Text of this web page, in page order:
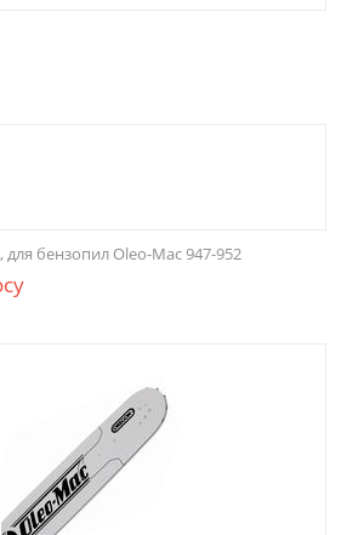
бензопил Oleo-Mac 947-952